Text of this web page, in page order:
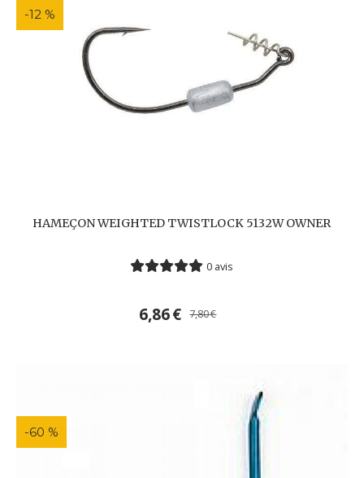
-12 %
HAMEÇON WEIGHTED TWISTLOCK 5132W OWNER
0 avis
6,86€ 7,80€
-60 %